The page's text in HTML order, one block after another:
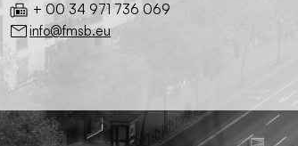
+ 00 34 971 736 069
info@fmsb.eu